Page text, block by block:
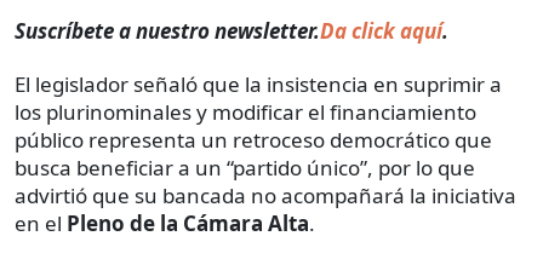
Suscríbete a nuestro newsletter.Da click aquí.
El legislador señaló que la insistencia en suprimir a
los plurinominales y modificar el financiamiento
público representa un retroceso democrático que
busca beneficiar a un “partido único”, por lo que
advirtió que su bancada no acompañará la iniciativa
en el Pleno de la Cámara Alta.